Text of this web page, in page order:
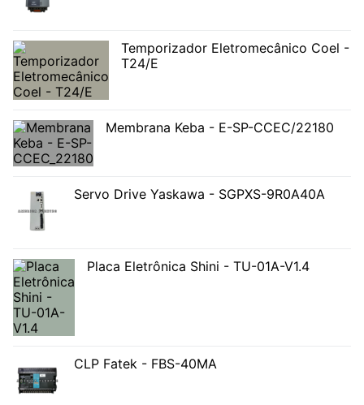
Temporizador Eletromecânico Coel -
T24/E
Membrana Keba - E-SP-CCEC/22180
Servo Drive Yaskawa - SGPXS-9R0A40A
Placa Eletrônica Shini - TU-01A-V1.4
CLP Fatek - FBS-40MA